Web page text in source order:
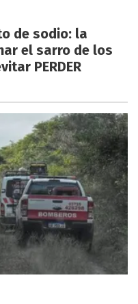
de sodio: la
el sarro de los
PERDER